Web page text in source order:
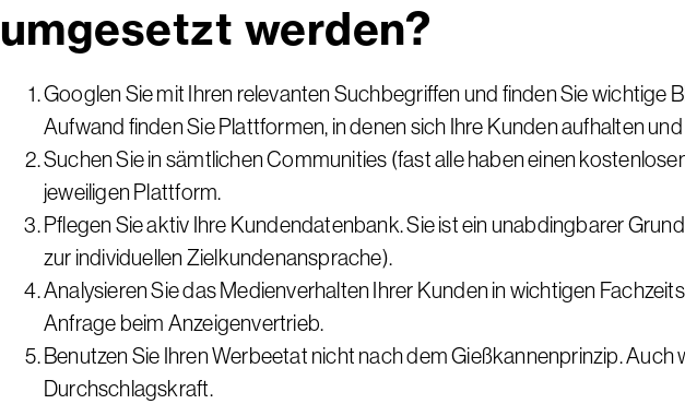
umgesetzt werden?
Googlen Sie mit Ihren relevanten Suchbegriffen und finden Sie wichtige
Aufwand finden Sie Plattformen, in denen sich Ihre Kunden aufhalten
Suchen Sie in sämtlichen Communities (fast alle haben einen
jeweiligen Plattform.
Pflegen Sie aktiv Ihre Kundendatenbank. Sie ist ein unabdingbarer
zur individuellen Zielkundenansprache).
Analysieren Sie das Medienverhalten Ihrer Kunden in wichtigen
Anfrage beim Anzeigenvertrieb.
Benutzen Sie Ihren Werbeetat nicht nach dem Gießkannenprinzip.
Durchschlagskraft.